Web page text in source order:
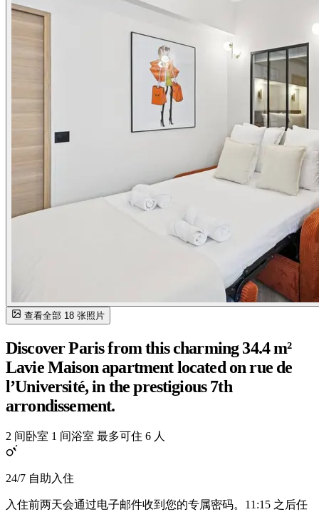
查看全部 18 张照片
Discover Paris from this charming 34.4 m²
Lavie Maison apartment located on rue de
l’Université, in the prestigious 7th
arrondissement.
2 间卧室 1 间浴室 最多可住 6 人
24/7 自助入住
入住前两天会通过电子邮件收到您的专属密码。11:15 之后任